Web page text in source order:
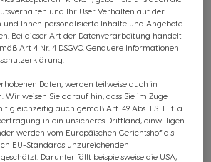
Symbol
Kapsel-Symbol
Espresso. Ein echter Genuss
die es cremig mögen. Das
NESCAFÉ® Dolce Gusto®
und wird erst bei der
und Ihr User Verhalten auf der
und Ihnen personalisierte Inhalte und Angebote
Bei dieser Art der Datenverarbeitung handelt
Art 4 Nr. 4 DSGVO. Genauere Informationen
Daten, werden teilweise auch in
weisen Sie darauf hin, dass Sie im Zuge
gleichzeitig auch gemäß Art. 49 Abs. 1 S. 1 lit. a
in ein unsicheres Drittland, einwilligen.
werden vom Europäischen Gerichtshof als
EU-Standards unzureichenden
Darunter fällt beispielsweise die USA,